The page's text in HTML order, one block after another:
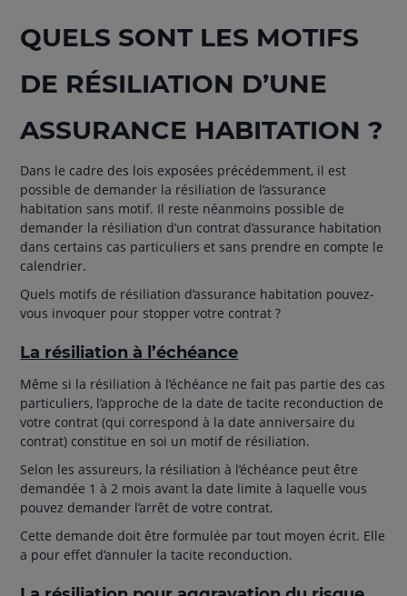
QUELS SONT LES MOTIFS
DE RÉSILIATION D’UNE
ASSURANCE HABITATION ?
Dans le cadre des lois exposées précédemment, il est
possible de demander la résiliation de l’assurance
habitation sans motif. Il reste néanmoins possible de
demander la résiliation d’un contrat d’assurance habitation
dans certains cas particuliers et sans prendre en compte le
calendrier.
Quels motifs de résiliation d’assurance habitation pouvez-
vous invoquer pour stopper votre contrat ?
La résiliation à l’échéance
Même si la résiliation à l’échéance ne fait pas partie des cas
particuliers, l’approche de la date de tacite reconduction de
votre contrat (qui correspond à la date anniversaire du
contrat) constitue en soi un motif de résiliation.
Selon les assureurs, la résiliation à l’échéance peut être
demandée 1 à 2 mois avant la date limite à laquelle vous
pouvez demander l’arrêt de votre contrat.
Cette demande doit être formulée par tout moyen écrit. Elle
a pour effet d’annuler la tacite reconduction.